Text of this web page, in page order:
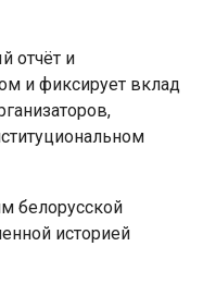
отчёт и
и фиксирует вклад
белорусской
историей